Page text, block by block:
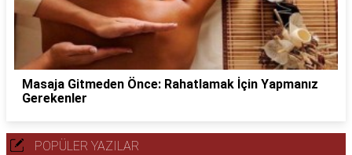
Masaja Gitmeden Önce: Rahatlamak İçin Yapmanız
Gerekenler
POPÜLER YAZILAR